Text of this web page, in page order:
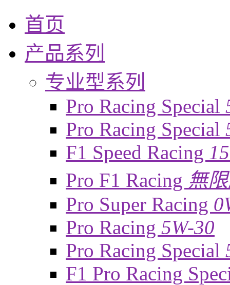
首页
产品系列
专业型系列
Pro Racing Special
Pro Racing Special
F1 Speed Racing
Pro F1 Racing 無
Pro Super Racing
Pro Racing 5W-30
Pro Racing Special
F1 Pro Racing